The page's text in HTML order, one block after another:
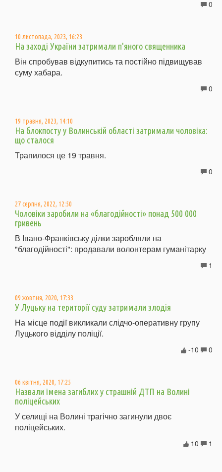
0
10 листопада, 2023, 16:23
На заході України затримали п'яного священника
Він спробував відкупитись та постійно підвищував
суму хабара.
0
19 травня, 2023, 14:10
На блокпосту у Волинській області затримали чоловіка:
що сталося
Трапилося це 19 травня.
0
27 серпня, 2022, 12:50
Чоловіки заробили на «благодійності» понад 500 000
гривень
В Івано-Франківську ділки заробляли на
"благодійності": продавали волонтерам гуманітарку
1
09 жовтня, 2020, 17:33
У Луцьку на території суду затримали злодія
На місце події викликали слідчо-оперативну групу
Луцького відділу поліції.
0
-10
06 квітня, 2020, 17:25
Назвали імена загиблих у страшній ДТП на Волині
поліцейських
У селищі на Волині трагічно загинули двоє
поліцейських.
1
10